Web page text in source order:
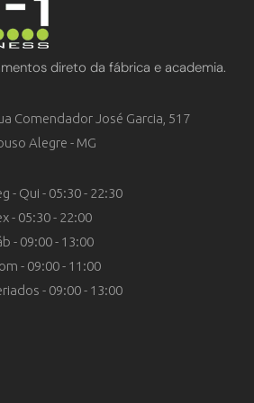
direto da fábrica e academia.
Comendador José Garcia, 517
Alegre - MG
- Qui - 05:30 - 22:30
- 05:30 - 22:00
- 09:00 - 13:00
- 09:00 - 11:00
- 09:00 - 13:00